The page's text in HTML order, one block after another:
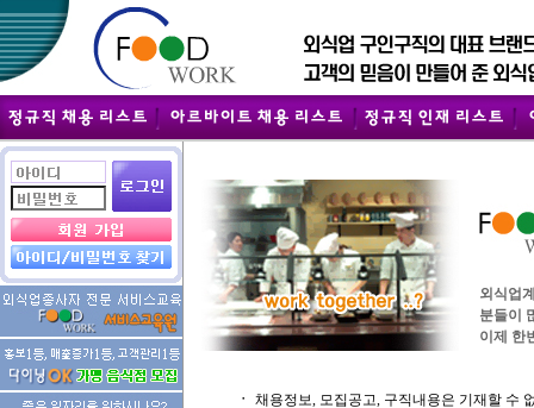
외식업
분들이
이제 한
ㆍ 채용정보, 모집공고, 구직내용은 기재할 수